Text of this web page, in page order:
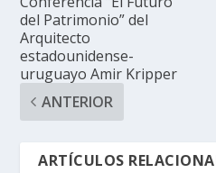
del Patrimonio” del
Arquitecto
estadounidense-
uruguayo Amir Kripper
ANTERIOR
ARTÍCULOS